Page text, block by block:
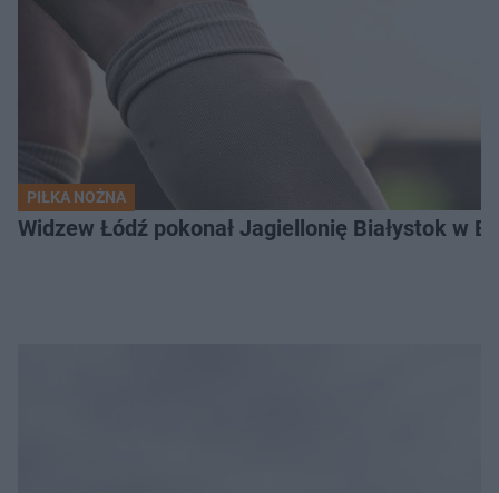
PIŁKA NOŻNA
Widzew Łódź pokonał Jagiellonię Białystok w